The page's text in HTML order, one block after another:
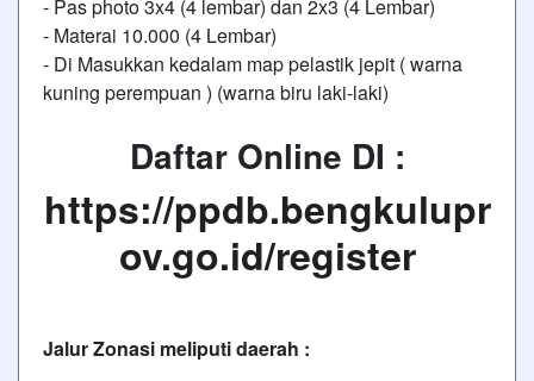
- Pas photo 3x4 (4 lembar) dan 2x3 (4 Lembar)
- Materai 10.000 (4 Lembar)
- Di Masukkan kedalam map pelastik jepit ( warna
kuning perempuan ) (warna biru laki-laki)
Daftar Online DI :
https://ppdb.bengkulupr
ov.go.id/register
Jalur Zonasi meliputi daerah :